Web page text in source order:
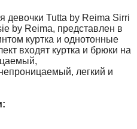
девочки Tutta by Reima Sirri
by Reima, представлен в
куртка и однотонные
входят куртка и брюки на
легкий и